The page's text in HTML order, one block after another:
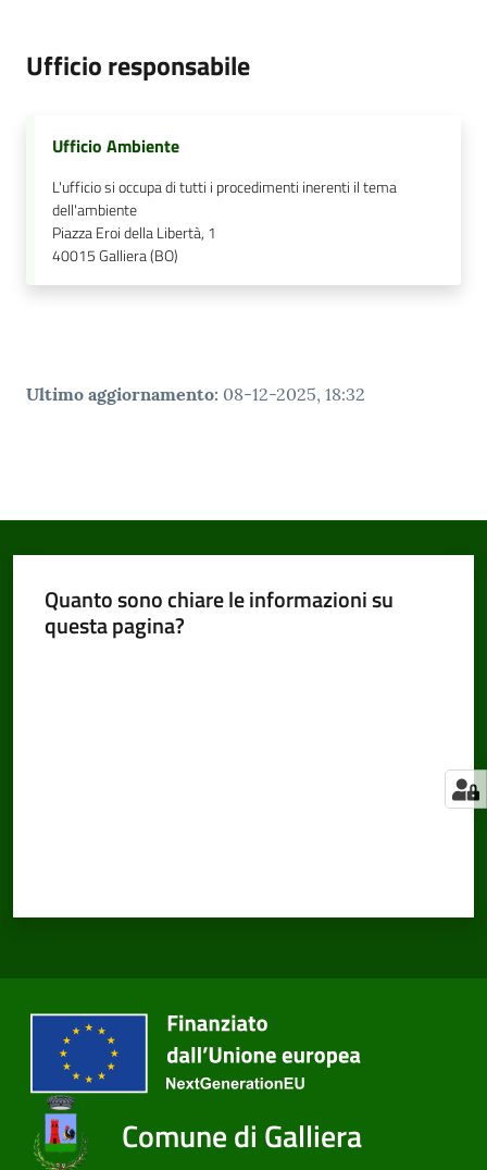
Ufficio responsabile
Ufficio Ambiente
L'ufficio si occupa di tutti i procedimenti inerenti il tema
dell'ambiente
Piazza Eroi della Libertà, 1
40015Galliera (BO)
Ultimo aggiornamento: 08-12-2025, 18:32
Quanto sono chiare le informazioni su
questa pagina?
Comune di Galliera